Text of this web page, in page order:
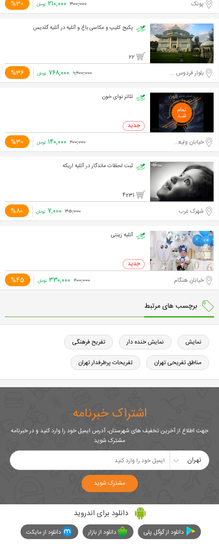
پونک %30 ۳۰۰,۰۰۰ ۲۱۰,۰۰۰ تومان
پکیج کلیپ و عکاسی باغ و آتلیه در آتلیه گلدیس
22
بلوار فردوس شرق %36 ۱,۲۰۰,۰۰۰ ۷۶۸,۰۰۰ تومان
تئاتر نوای خون
خیابان ولیعصر جنوبی %30 ۲۰۰,۰۰۰ ۱۴۰,۰۰۰ تومان
ثبت لحظات ماندگار در آتلیه اریکه
4231
شهرک غرب %80 ۳۵,۰۰۰ ۷,۰۰۰ تومان
آتلیه زینتی
خیابان هنگام %45 ۶۰۰,۰۰۰ ۳۳۰,۰۰۰ تومان
برچسب های مرتبط
نمایش نمایش خنده دار تفریح فرهنگی
مناطق تفریحی تهران تفریحات پرطرفدار تهران
اشتراک خبرنامه
جهت اطلاع از آخرین تخفیف های شهرستان، آدرس ایمیل خود را وارد کنید و در خبرنامه
مشترک شوید
تهران
مشترک شوید
دانلود برای اندروید
دانلود از گوگل پلی دانلود از بازار دانلود از مایکت